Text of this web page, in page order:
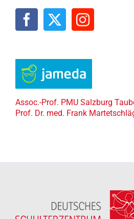
Assoc.-Prof. PMU Salzburg
Prof. Dr. med. Frank